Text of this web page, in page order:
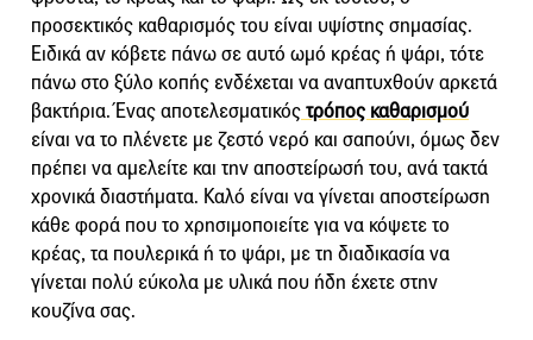
προσεκτικός καθαρισμός του είναι υψίστης σημασίας.
Ειδικά αν κόβετε πάνω σε αυτό ωμό κρέας ή ψάρι, τότε
πάνω στο ξύλο κοπής ενδέχεται να αναπτυχθούν αρκετά
βακτήρια. Ένας αποτελεσματικόςτρόπος καθαρισμού
είναι να το πλένετε με ζεστό νερό και σαπούνι, όμως δεν
πρέπει να αμελείτε και την αποστείρωσή του, ανά τακτά
χρονικά διαστήματα. Καλό είναι να γίνεται αποστείρωση
κάθε φορά που το χρησιμοποιείτε για να κόψετε το
κρέας, τα πουλερικά ή το ψάρι, με τη διαδικασία να
γίνεται πολύ εύκολα με υλικά που ήδη έχετε στην
κουζίνα σας.